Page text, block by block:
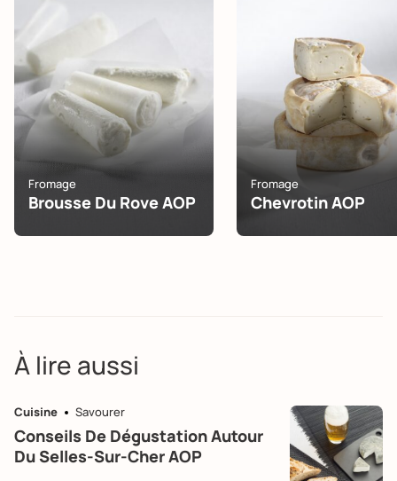
Fromage
Brousse Du Rove AOP
Fromage
Chevrotin AOP
À lire aussi
Cuisine Savourer
Conseils De Dégustation Autour
Du Selles-Sur-Cher AOP